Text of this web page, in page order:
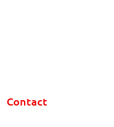
Contact